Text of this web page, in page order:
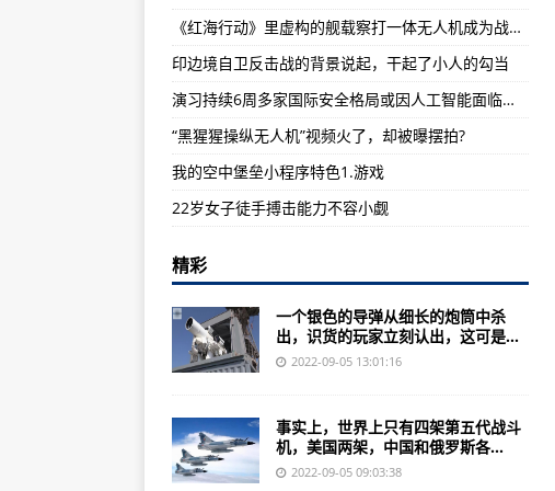
俄自二战以来折损军机最多的一天！机场被炸图
1950年10月的“联合国军”越过“三八线”
中印边境战争：中国所处的环境非常复杂(图)
《红海行动》里虚构的舰载察打一体无人机成为战场上的明星装备
印边境自卫反击战的背景说起，干起了小人的勾当
演习持续6周多家国际安全格局或因人工智能面临更多不确定性
“黑猩猩操纵无人机”视频火了，却被曝摆拍?
我的空中堡垒小程序特色1.游戏
22岁女子徒手搏击能力不容小觑
精彩
一个银色的导弹从细长的炮筒中杀
出，识货的玩家立刻认出，这可是...
2022-09-05 13:01:16
事实上，世界上只有四架第五代战斗
机，美国两架，中国和俄罗斯各...
2022-09-05 09:03:38